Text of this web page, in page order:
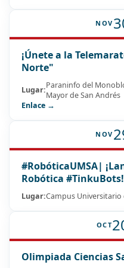
NOV
¡Únete a la
Norte"
Lugar:Paraninfo del
Mayor de San Andrés
Enlace →
NOV
#RobóticaUMSA|
Robótica #TinkuBots!
Lugar:Campus Universitario
OCT
Olimpiada Ciencias